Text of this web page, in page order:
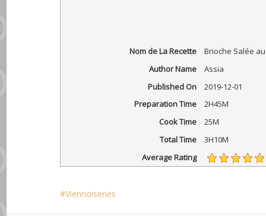
Nom de La Recette
Brioche Salée
Author Name
Assia
Published On
2019-12-01
Preparation Time
2H45M
Cook Time
25M
Total Time
3H10M
Average Rating
Viennoiseries